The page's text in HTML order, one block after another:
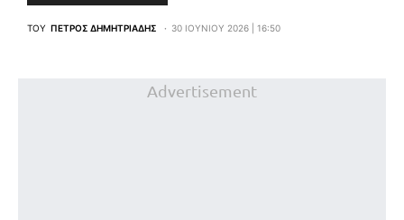
ΤΟΥ ΠΈΤΡΟΣ ΔΗΜΗΤΡΙΆΔΗΣ 30 ΙΟΥΝΊΟΥ 2026 | 16:50
Advertisement